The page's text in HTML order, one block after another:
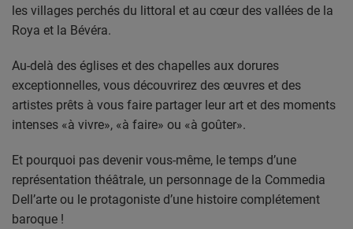
HIGH-TECH
SANTÉ
PODCASTS
VIDEOS EN DIRECT
DIRECT STUDIO 1
les villages perchés du littoral et au cœur des vallées de la
Roya et la Bévéra.
Au-delà des églises et des chapelles aux dorures
exceptionnelles, vous découvrirez des œuvres et des
artistes prêts à vous faire partager leur art et des moments
intenses «à vivre», «à faire» ou «à goûter».
Et pourquoi pas devenir vous-même, le temps d’une
représentation théâtrale, un personnage de la Commedia
Dell’arte ou le protagoniste d’une histoire complétement
baroque !